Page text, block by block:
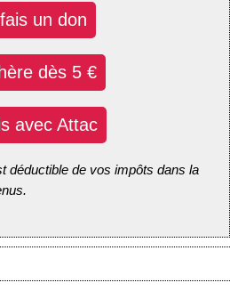
un don
dès 5 €
avec Attac
déductible de vos impôts dans la